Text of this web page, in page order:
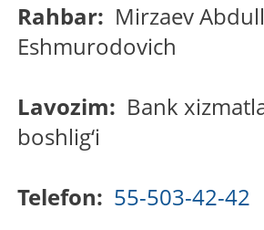
Rahbar: Mirzaev
Eshmurodovich
Lavozim: Bank
boshlig‘i
Telefon: 55-503-42-42